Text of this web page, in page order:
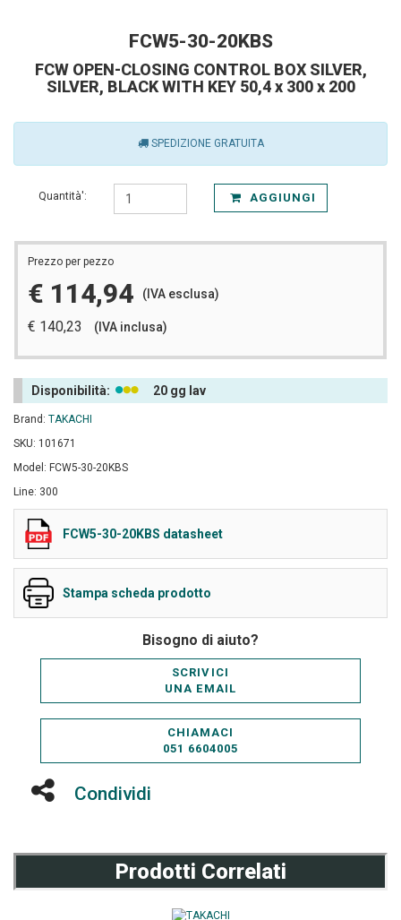
FCW5-30-20KBS
FCW OPEN-CLOSING CONTROL BOX SILVER,
SILVER, BLACK WITH KEY 50,4 x 300 x 200
SPEDIZIONE GRATUITA
Quantità': AGGIUNGI
Prezzo per pezzo
€ 114,94 (IVA esclusa)
€ 140,23 (IVA inclusa)
Disponibilità: 20 gg lav
Brand: TAKACHI
SKU: 101671
Model: FCW5-30-20KBS
Line: 300
FCW5-30-20KBS datasheet
Stampa scheda prodotto
Bisogno di aiuto?
SCRIVICI
UNA EMAIL
CHIAMACI
051 6604005
Condividi
Prodotti Correlati